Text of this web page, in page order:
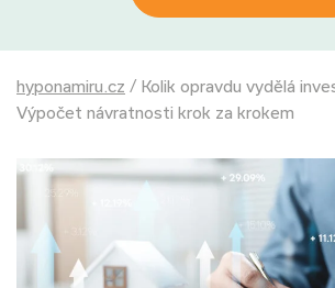
hyponamiru.cz / Kolik opravdu vydělá
Výpočet návratnosti krok za krokem